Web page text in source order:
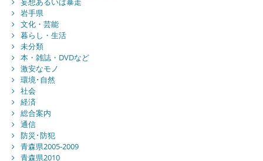
岩手県
文化・芸能
暮らし・生活
未分類
本・雑誌・DVDなど
激安なモノ
環境･自然
社会
経済
総合案内
通信
防災･防犯
青森県2005-2009
青森県2010